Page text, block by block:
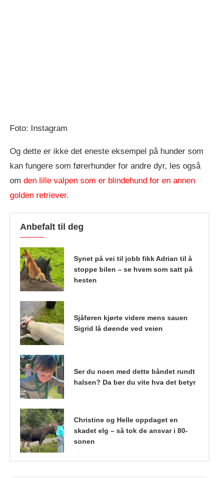
Foto: Instagram
Og dette er ikke det eneste eksempel på hunder som
kan fungere som førerhunder for andre dyr, les også
om den lille valpen som er blindehund for en annen
golden retriever.
Anbefalt til deg
Synet på vei til jobb fikk Adrian til å
stoppe bilen – se hvem som satt på
hesten
Sjåføren kjørte videre mens sauen
Sigrid lå døende ved veien
Ser du noen med dette båndet rundt
halsen? Da bør du vite hva det betyr
Christine og Helle oppdaget en
skadet elg – så tok de ansvar i 80-
sonen